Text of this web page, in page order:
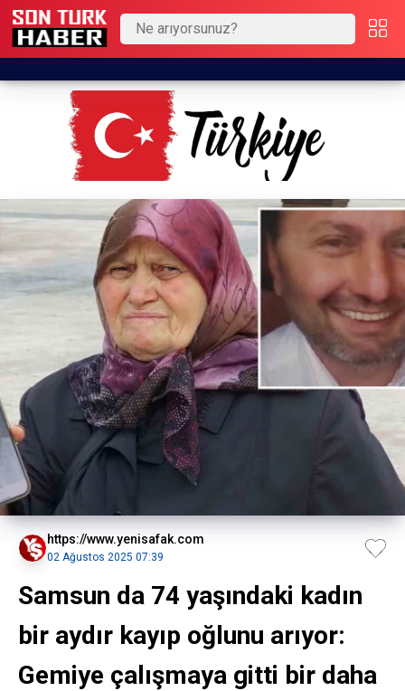
https://www.yenisafak.com
02 Ağustos 2025 07:39
Samsun da 74 yaşındaki kadın
bir aydır kayıp oğlunu arıyor:
Gemiye çalışmaya gitti bir daha